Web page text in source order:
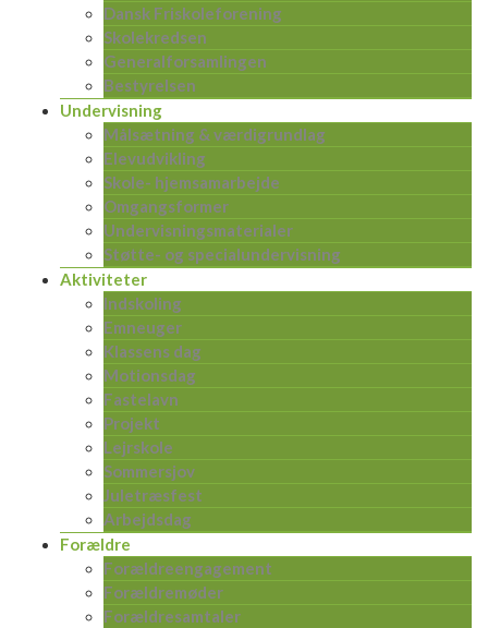
Dansk Friskoleforening
Skolekredsen
Generalforsamlingen
Bestyrelsen
Undervisning
Målsætning & værdigrundlag
Elevudvikling
Skole- hjemsamarbejde
Omgangsformer
Undervisningsmaterialer
Støtte- og specialundervisning
Aktiviteter
Indskoling
Emneuger
Klassens dag
Motionsdag
Fastelavn
Projekt
Lejrskole
Sommersjov
Juletræsfest
Arbejdsdag
Forældre
Forældreengagement
Forældremøder
Forældresamtaler